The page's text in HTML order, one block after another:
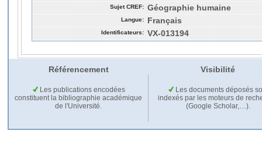
Sujet CREF: Géographie humaine
Langue: Français
Identificateurs: VX-013194
Référencement Visibilité
Les publications encodées
constituent la bibliographie académique
de l'Université.
Les documents déposés
indexés par les moteurs de
(Google Scholar,…).